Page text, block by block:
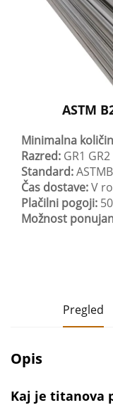
ASTM
Minimalna
Razred: GR1
Standard:
Čas dostave:V
Plačilni pogoji:
Možnost
Pregled
Opis
Kaj je titanova